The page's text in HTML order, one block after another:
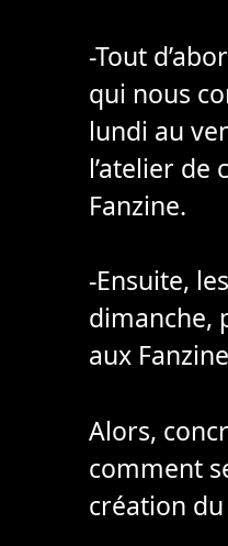
-Tout
qui nous
lundi au
l’atelier de
Fanzine.
-Ensuite,
dimanche,
aux
Alors,
comment
création du